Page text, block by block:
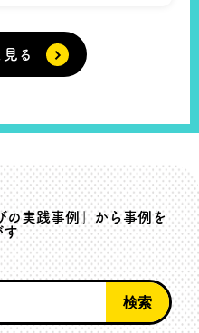
見る
の実践事例」から事例を
す